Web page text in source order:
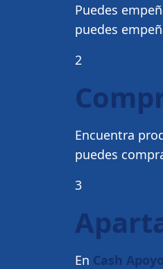
Puedes
puedes
2
Encuentra
puedes
3
En Cash